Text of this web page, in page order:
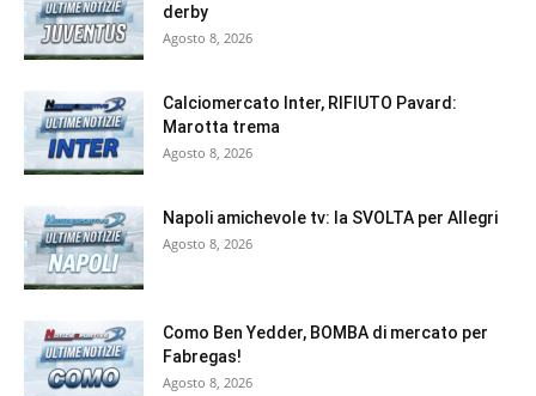
derby
Agosto 8, 2026
Calciomercato Inter, RIFIUTO Pavard:
Marotta trema
Agosto 8, 2026
Napoli amichevole tv: la SVOLTA per Allegri
Agosto 8, 2026
Como Ben Yedder, BOMBA di mercato per
Fabregas!
Agosto 8, 2026